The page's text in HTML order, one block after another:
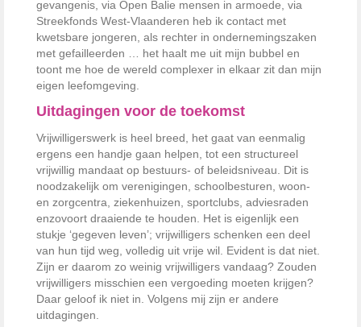
gevangenis, via Open Balie mensen in armoede, via
Streekfonds West-Vlaanderen heb ik contact met
kwetsbare jongeren, als rechter in ondernemingszaken
met gefailleerden … het haalt me uit mijn bubbel en
toont me hoe de wereld complexer in elkaar zit dan mijn
eigen leefomgeving.
Uitdagingen voor de toekomst
Vrijwilligerswerk is heel breed, het gaat van eenmalig
ergens een handje gaan helpen, tot een structureel
vrijwillig mandaat op bestuurs- of beleidsniveau. Dit is
noodzakelijk om verenigingen, schoolbesturen, woon-
en zorgcentra, ziekenhuizen, sportclubs, adviesraden
enzovoort draaiende te houden. Het is eigenlijk een
stukje ‘gegeven leven’; vrijwilligers schenken een deel
van hun tijd weg, volledig uit vrije wil. Evident is dat niet.
Zijn er daarom zo weinig vrijwilligers vandaag? Zouden
vrijwilligers misschien een vergoeding moeten krijgen?
Daar geloof ik niet in. Volgens mij zijn er andere
uitdagingen.